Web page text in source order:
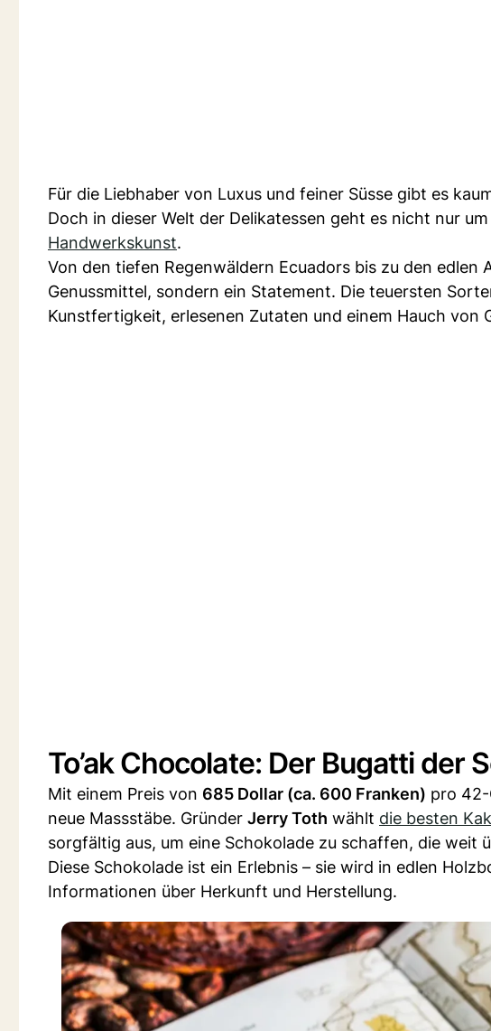
Für die Liebhaber von Luxus und feiner Süsse gibt es
Doch in dieser Welt der Delikatessen geht es nicht nur
Handwerkskunst.
Von den tiefen Regenwäldern Ecuadors bis zu den edlen
Genussmittel, sondern ein Statement. Die teuersten
Kunstfertigkeit, erlesenen Zutaten und einem Hauch von
To’ak Chocolate: Der Bugatti der
Mit einem Preis von 685 Dollar (ca. 600 Franken) pro
neue Massstäbe. Gründer Jerry Toth wählt die besten
sorgfältig aus, um eine Schokolade zu schaffen, die weit
Diese Schokolade ist ein Erlebnis – sie wird in edlen
Informationen über Herkunft und Herstellung.